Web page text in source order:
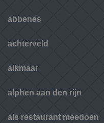
abbenes
achterveld
alkmaar
alphen aan den rijn
als restaurant meedoen